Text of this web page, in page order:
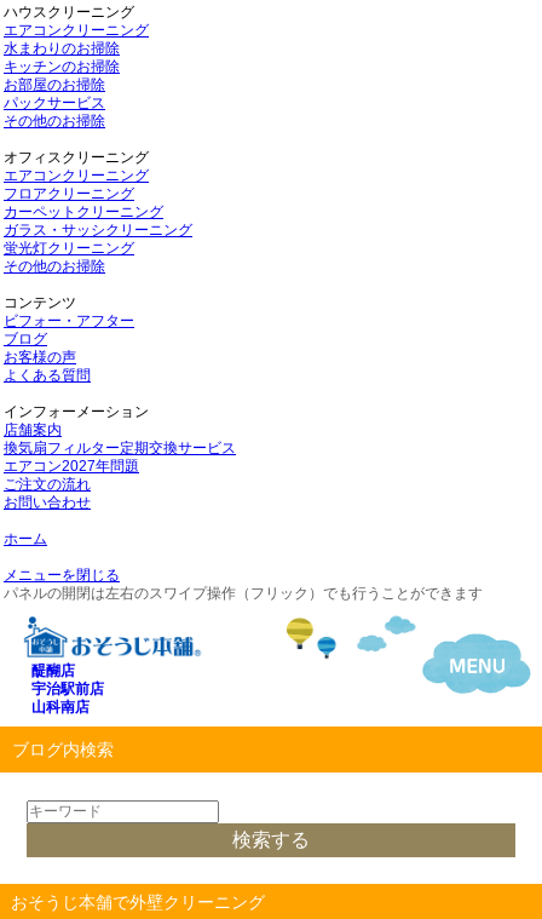
ハウスクリーニング
エアコンクリーニング
水まわりのお掃除
キッチンのお掃除
お部屋のお掃除
パックサービス
その他のお掃除
オフィスクリーニング
エアコンクリーニング
フロアクリーニング
カーペットクリーニング
ガラス・サッシクリーニング
蛍光灯クリーニング
その他のお掃除
コンテンツ
ビフォー・アフター
ブログ
お客様の声
よくある質問
インフォーメーション
店舗案内
換気扇フィルター定期交換サービス
エアコン2027年問題
ご注文の流れ
お問い合わせ
ホーム
メニューを閉じる
パネルの開閉は左右のスワイプ操作（フリック）でも行うことができます
醍醐店
宇治駅前店
山科南店
ブログ内検索
おそうじ本舗で外壁クリーニング